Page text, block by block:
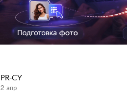
PR-CY
2 апр